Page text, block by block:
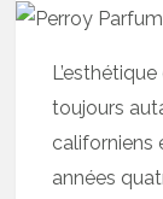
toujours
californiens
années